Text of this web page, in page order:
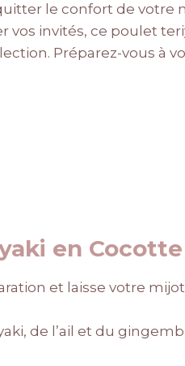
le confort de votre
vos invités, ce poulet
Préparez-vous à
en Cocotte
et laisse votre
de l’ail et du